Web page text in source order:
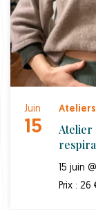
Juin
15
Ateliers
Atelier
15 juin
Prix :